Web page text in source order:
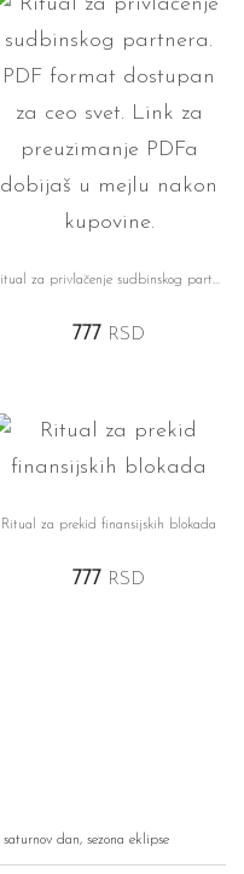
Ritual za privlačenje sudbinskog partnera
777 RSD
Ritual za prekid finansijskih blokada
777 RSD
saturnov dan, sezona eklipse